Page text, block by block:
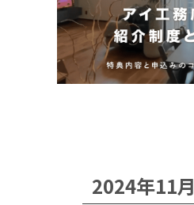
2024年11月